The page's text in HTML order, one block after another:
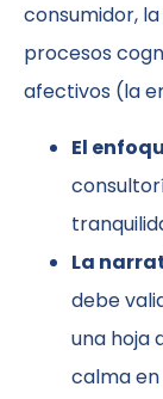
consumidor,
procesos
afectivos (la
El
La
debe
una hoja
calma en